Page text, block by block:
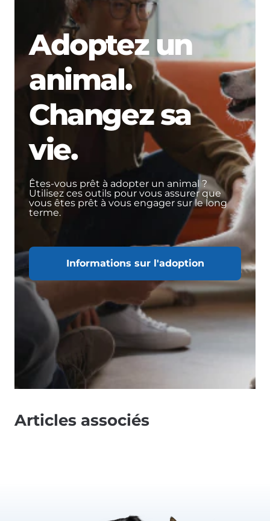
Adoptez un
animal.
Changez sa
vie.
Êtes-vous prêt à adopter un animal ?
Utilisez ces outils pour vous assurer que
vous êtes prêt à vous engager sur le long
terme.
Informations sur l'adoption
Articles associés